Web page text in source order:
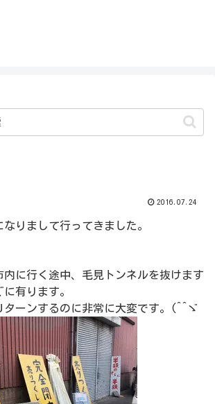
2016.07.24
りまして行ってきました。
内に行く途中、毛見トンネルを抜けます
有ります。
ターンするのに非常に大変です。(^^ゞ